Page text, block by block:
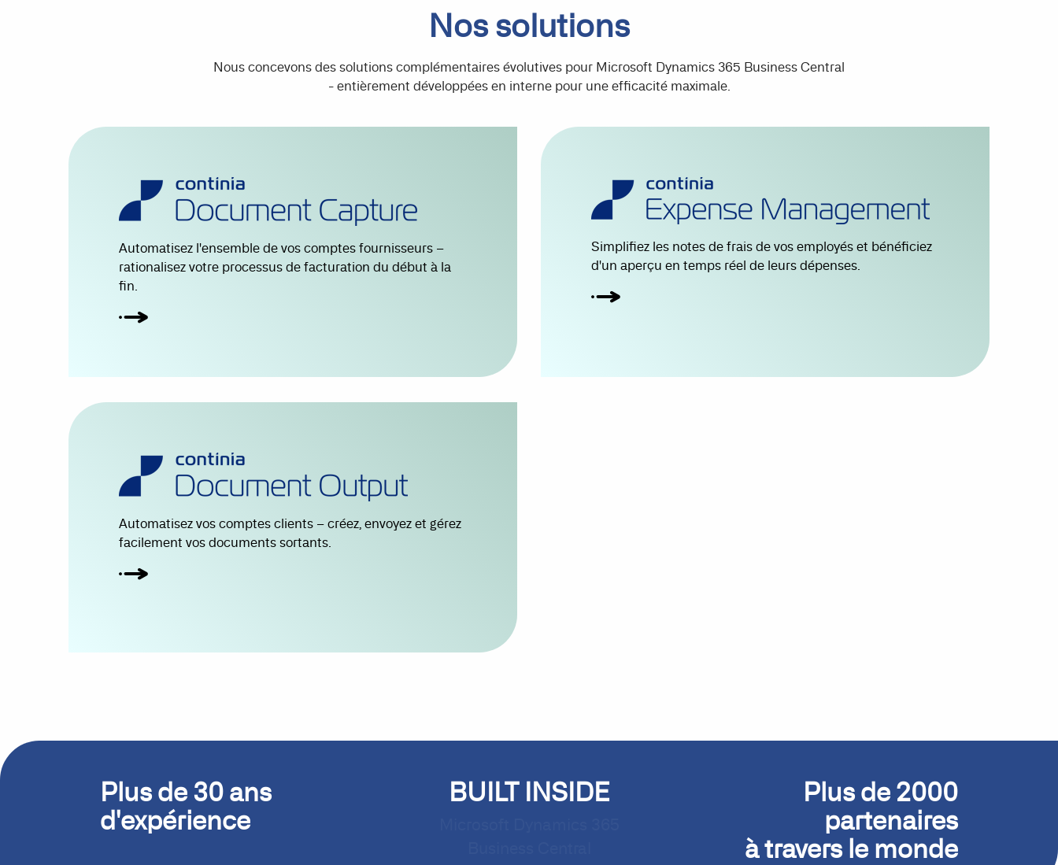
Nos solutions
Nous concevons des solutions complémentaires évolutives pour Microsoft Dynamics 365 Business Central
- entièrement développées en interne pour une efficacité maximale.
Automatisez l'ensemble de vos comptes fournisseurs –
rationalisez votre processus de facturation du début à la
fin.
Simplifiez les notes de frais de vos employés et bénéficiez
d'un aperçu en temps réel de leurs dépenses.
Automatisez vos comptes clients – créez, envoyez et gérez
facilement vos documents sortants.
Plus de 30 ans
d'expérience
BUILT INSIDE
Plus de 2000
partenaires
à travers le monde